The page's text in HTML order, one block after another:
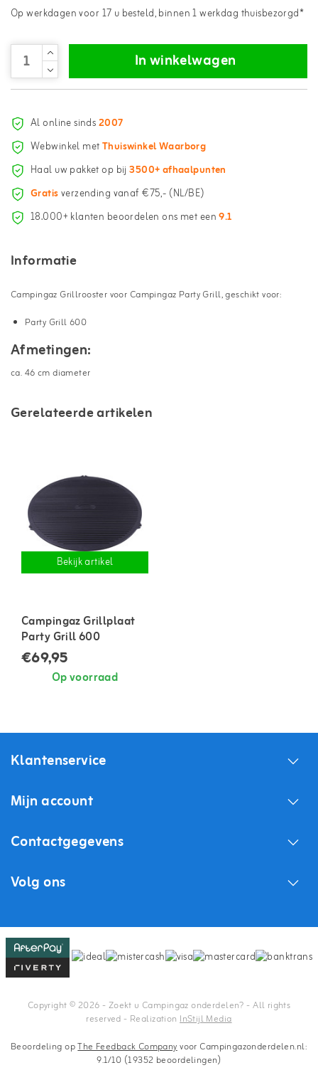
Op werkdagen voor 17 u besteld, binnen 1 werkdag thuisbezorgd*
In winkelwagen
Al online sinds2007
Webwinkel metThuiswinkel Waarborg
Haal uw pakket op bij3500+ afhaalpunten
Gratisverzending vanaf €75,- (NL/BE)
18.000+ klanten beoordelen ons met een9.1
Informatie
Campingaz Grillrooster voor Campingaz Party Grill, geschikt voor:
Party Grill 600
Afmetingen:
ca. 46 cm diameter
Gerelateerde artikelen
Bekijk artikel
Campingaz Grillplaat
Party Grill 600
€69,95
Op voorraad
Klantenservice
Mijn account
Contactgegevens
Volg ons
Copyright © 2026 - Zoekt u Campingaz onderdelen? - All rights
reserved - RealizationInStijl Media
Beoordeling opThe Feedback Companyvoor Campingazonderdelen.nl:
9.1/10 (19352 beoordelingen)